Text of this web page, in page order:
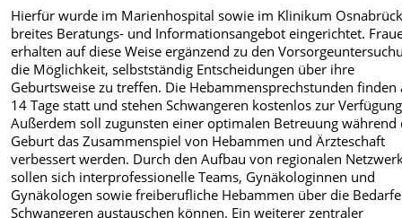
Hierfür wurde im Marienhospital sowie im Klinikum
breites Beratungs- und Informationsangebot eingerichtet.
erhalten auf diese Weise ergänzend zu den
die Möglichkeit, selbstständig Entscheidungen über ihre
Geburtsweise zu treffen. Die Hebammensprechstunden finden
14 Tage statt und stehen Schwangeren kostenlos zur
Außerdem soll zugunsten einer optimalen Betreuung während
Geburt das Zusammenspiel von Hebammen und Ärzteschaft
verbessert werden. Durch den Aufbau von regionalen
sollen sich interprofessionelle Teams, Gynäkologinnen und
Gynäkologen sowie freiberufliche Hebammen über die
Schwangeren austauschen können. Ein weiterer zentraler